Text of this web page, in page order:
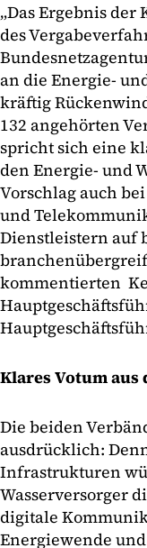
„Das Ergebnis
des
an die Energie-
kräftig
132 angehörten
spricht sich eine
den Energie- und
Vorschlag auch
und
Dienstleistern auf
kommentierten
Klares Votum aus
Die beiden
ausdrücklich:
Infrastrukturen
Wasserversorger
digitale
Energiewende